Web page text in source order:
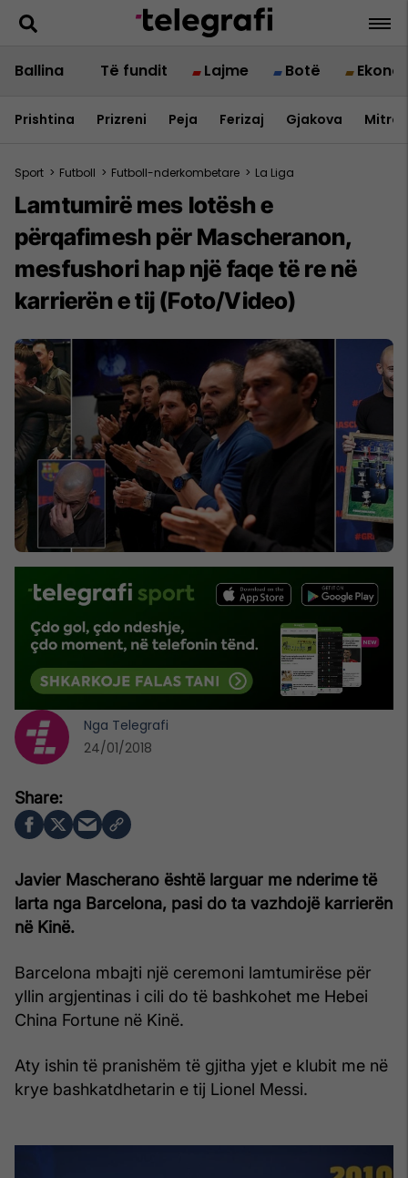
Ballina Të fundit Lajme Botë
Prishtina Prizreni Peja Ferizaj Gjakova
Sport > Futboll > Futboll-nderkombetare > La Liga
Lamtumirë mes lotësh e
përqafimesh për Mascheranon,
mesfushori hap një faqe të re në
karrierën e tij (Foto/Video)
Javier Mascherano është larguar me nderime të
larta nga Barcelona, pasi do ta vazhdojë karrierën
në Kinë.
Barcelona mbajti një ceremoni lamtumirëse për
yllin argjentinas i cili do të bashkohet me Hebei
China Fortune në Kinë.
Aty ishin të pranishëm të gjitha yjet e klubit me në
krye bashkatdhetarin e tij Lionel Messi.
Nga Telegrafi
24/01/2018